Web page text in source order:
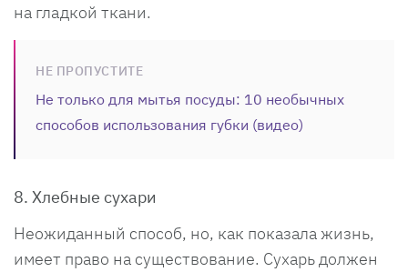
на гладкой ткани.
НЕ ПРОПУСТИТЕ
Не только для мытья посуды: 10 необычных
способов использования губки (видео)
8. Хлебные сухари
Неожиданный способ, но, как показала жизнь,
имеет право на существование. Сухарь должен